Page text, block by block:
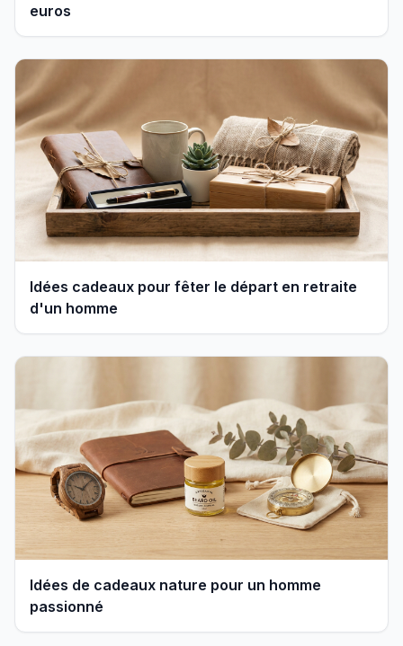
euros
Idées cadeaux pour fêter le départ en retraite
d'un homme
Idées de cadeaux nature pour un homme
passionné